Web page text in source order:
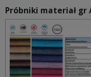
Próbniki materiał gr